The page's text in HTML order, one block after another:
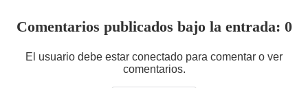
Comentarios publicados bajo la entrada: 0
El usuario debe estar conectado para comentar o ver
comentarios.